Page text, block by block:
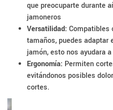
que preocuparte durante
jamoneros
Versatilidad: Compatibles
tamaños, puedes adaptar
jamón, esto nos ayudara
Ergonomía: Permiten
evitándonos posibles
cortes.